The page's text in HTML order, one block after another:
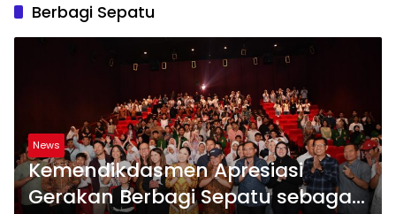
Berbagi Sepatu
News
Kemendikdasmen Apresiasi
Gerakan Berbagi Sepatu sebagai